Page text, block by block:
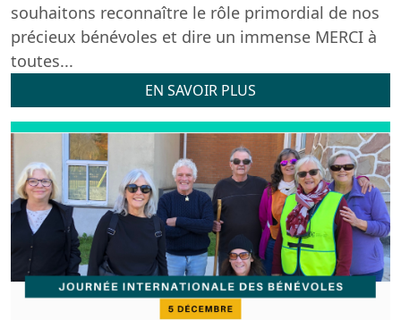
souhaitons reconnaître le rôle primordial de nos
précieux bénévoles et dire un immense MERCI à
toutes...
EN SAVOIR PLUS